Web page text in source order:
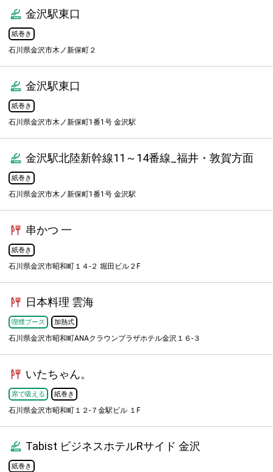
金沢駅東口
紙巻き
石川県金沢市木ノ新保町２
金沢駅東口
紙巻き
石川県金沢市木ノ新保町1番1号 金沢駅
金沢駅北陸新幹線11～14番線_福井・敦賀方面
紙巻き
石川県金沢市木ノ新保町1番1号 金沢駅
串かつ 一
紙巻き
石川県金沢市昭和町１４-２ 堀田ビル２F
日本料理 雲海
喫煙ブース 加熱式
石川県金沢市昭和町ANAクラウンプラザホテル金沢１６-３
いたちゃん。
席で吸える 紙巻き
石川県金沢市昭和町１２-７金駅ビル １F
Tabist ビジネスホテルRサイド 金沢
紙巻き